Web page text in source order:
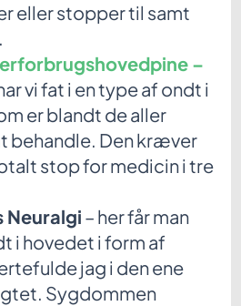
eller stopper til samt
–
vi fat i en type af ondt i
er blandt de aller
behandle. Den kræver
stop for medicin i tre
Neuralgi – her får man
i hovedet i form af
jag i den ene
Sygdommen